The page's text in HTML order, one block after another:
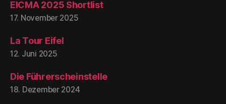
EICMA 2025 Shortlist
17. November 2025
La Tour Eifel
12. Juni 2025
Die Führerscheinstelle
18. Dezember 2024